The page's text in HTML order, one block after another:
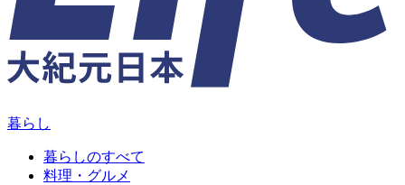
暮らし
暮らしのすべて
料理・グルメ